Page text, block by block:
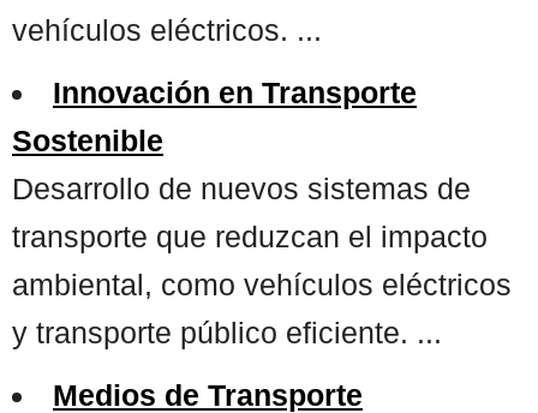
vehículos eléctricos. ...
Innovación en Transporte
Sostenible
Desarrollo de nuevos sistemas de
transporte que reduzcan el impacto
ambiental, como vehículos eléctricos
y transporte público eficiente. ...
Medios de Transporte